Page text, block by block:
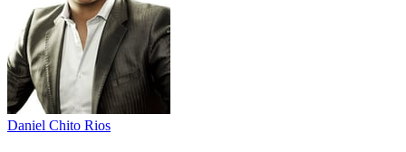
Daniel Chito Rios